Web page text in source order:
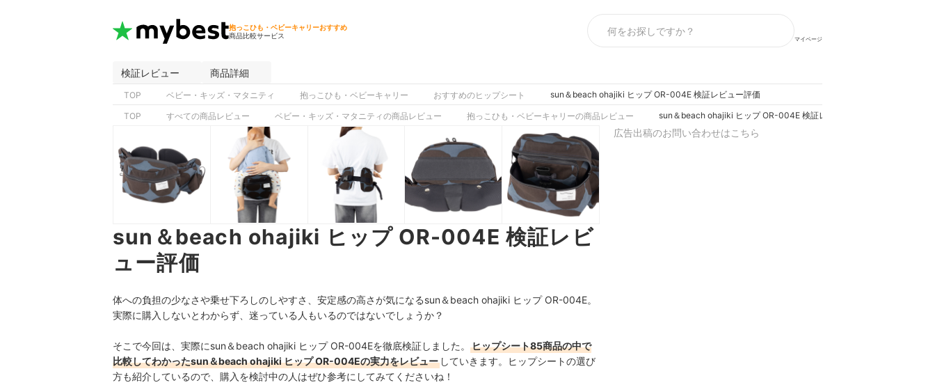
抱っこひも・ベビーキャリーおすすめ
商品比較サービス
マイページ
検証レビュー 商品詳細
TOP ベビー・キッズ・マタニティ 抱っこひも・ベビーキャリー おすすめのヒップシート sun＆beach ohajiki ヒップ OR-004E 検証レビュー評価
TOP すべての商品レビュー ベビー・キッズ・マタニティの商品レビュー 抱っこひも・ベビーキャリーの商品レビュー sun＆beach ohajiki ヒップ OR-004E 検証レビュー評価
sun＆beach ohajiki ヒップ OR-004E 検証レビ
ュー評価
体への負担の少なさや乗せ下ろしのしやすさ、安定感の高さが気になるsun＆beach ohajiki ヒップ OR-004E。
実際に購入しないとわからず、迷っている人もいるのではないでしょうか？
そこで今回は、実際にsun＆beach ohajiki ヒップ OR-004Eを徹底検証しました。
ヒップシート85商品の中で
比較してわかったsun＆beach ohajiki ヒップ OR-004Eの実力をレビュー していきます。ヒップシートの選び
方も紹介しているので、購入を検討中の人はぜひ参考にしてみてくださいね！
広告出稿のお問い合わせはこちら